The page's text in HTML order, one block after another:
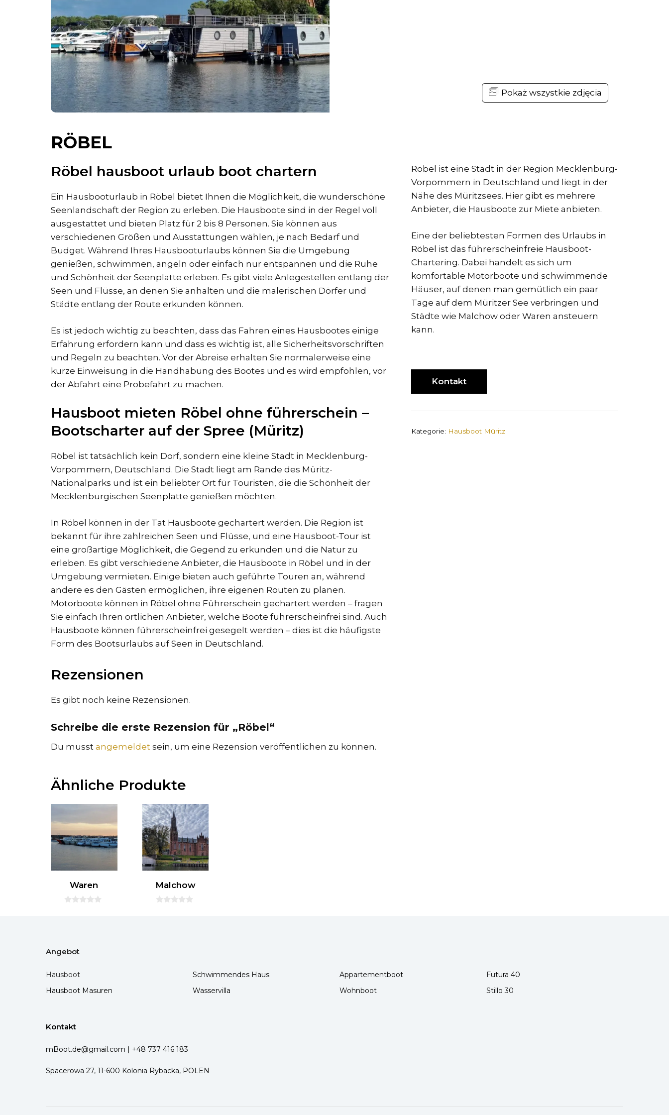
Pokaż wszystkie zdjęcia
RÖBEL
Röbel hausboot urlaub boot chartern
Ein Hausbooturlaub in Röbel bietet Ihnen die Möglichkeit, die wunderschöne
Seenlandschaft der Region zu erleben. Die Hausboote sind in der Regel voll
ausgestattet und bieten Platz für 2 bis 8 Personen. Sie können aus
verschiedenen Größen und Ausstattungen wählen, je nach Bedarf und
Budget. Während Ihres Hausbooturlaubs können Sie die Umgebung
genießen, schwimmen, angeln oder einfach nur entspannen und die Ruhe
und Schönheit der Seenplatte erleben. Es gibt viele Anlegestellen entlang der
Seen und Flüsse, an denen Sie anhalten und die malerischen Dörfer und
Städte entlang der Route erkunden können.
Es ist jedoch wichtig zu beachten, dass das Fahren eines Hausbootes einige
Erfahrung erfordern kann und dass es wichtig ist, alle Sicherheitsvorschriften
und Regeln zu beachten. Vor der Abreise erhalten Sie normalerweise eine
kurze Einweisung in die Handhabung des Bootes und es wird empfohlen, vor
der Abfahrt eine Probefahrt zu machen.
Hausboot mieten Röbel ohne führerschein –
Bootscharter auf der Spree (Müritz)
Röbel ist tatsächlich kein Dorf, sondern eine kleine Stadt in Mecklenburg-
Vorpommern, Deutschland. Die Stadt liegt am Rande des Müritz-
Nationalparks und ist ein beliebter Ort für Touristen, die die Schönheit der
Mecklenburgischen Seenplatte genießen möchten.
In Röbel können in der Tat Hausboote gechartert werden. Die Region ist
bekannt für ihre zahlreichen Seen und Flüsse, und eine Hausboot-Tour ist
eine großartige Möglichkeit, die Gegend zu erkunden und die Natur zu
erleben. Es gibt verschiedene Anbieter, die Hausboote in Röbel und in der
Umgebung vermieten. Einige bieten auch geführte Touren an, während
andere es den Gästen ermöglichen, ihre eigenen Routen zu planen.
Motorboote können in Röbel ohne Führerschein gechartert werden – fragen
Sie einfach Ihren örtlichen Anbieter, welche Boote führerscheinfrei sind. Auch
Hausboote können führerscheinfrei gesegelt werden – dies ist die häufigste
Form des Bootsurlaubs auf Seen in Deutschland.
Rezensionen
Es gibt noch keine Rezensionen.
Schreibe die erste Rezension für „Röbel“
Du musst angemeldet sein, um eine Rezension veröffentlichen zu können.
Ähnliche Produkte
Waren Malchow
Kontakt
Röbel ist eine Stadt in der Region Mecklenburg-
Vorpommern in Deutschland und liegt in der
Nähe des Müritzsees. Hier gibt es mehrere
Anbieter, die Hausboote zur Miete anbieten.
Eine der beliebtesten Formen des Urlaubs in
Röbel ist das führerscheinfreie Hausboot-
Chartering. Dabei handelt es sich um
komfortable Motorboote und schwimmende
Häuser, auf denen man gemütlich ein paar
Tage auf dem Müritzer See verbringen und
Städte wie Malchow oder Waren ansteuern
kann.
Kategorie: Hausboot Müritz
Angebot
Hausboot
Hausboot Masuren
Schwimmendes Haus
Wasservilla
Appartementboot
Wohnboot
Futura 40
Stillo 30
Kontakt
mBoot.de@gmail.com | +48 737 416 183
Spacerowa 27, 11-600 Kolonia Rybacka, POLEN